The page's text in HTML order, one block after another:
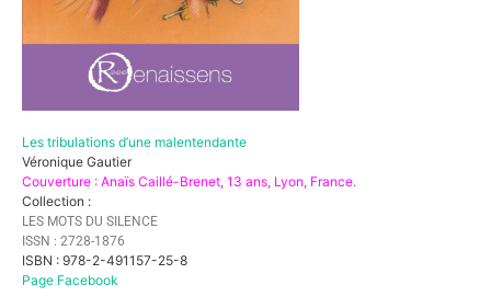
Les tribulations d’une malentendante
Véronique Gautier
Couverture : Anaïs Caillé-Brenet, 13 ans, Lyon, France.
Collection :
LES MOTS DU SILENCE
ISSN : 2728-1876
ISBN : 978-2-491157-25-8
Page Facebook